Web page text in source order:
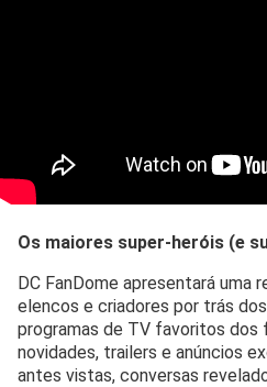
Os maiores super-heróis (e
DC FanDome apresentará uma
elencos e criadores por trás
programas de TV favoritos dos
novidades, trailers e anúncios
antes vistas, conversas